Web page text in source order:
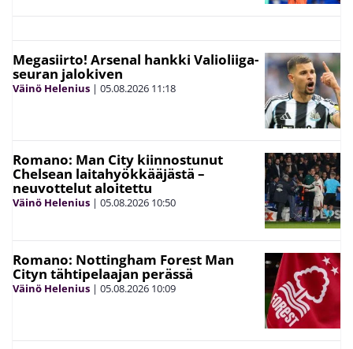
Megasiirto! Arsenal hankki Valioliiga-
seuran jalokiven
Väinö Helenius | 05.08.2026 11:18
Romano: Man City kiinnostunut
Chelsean laitahyökkääjästä –
neuvottelut aloitettu
Väinö Helenius | 05.08.2026 10:50
Romano: Nottingham Forest Man
Cityn tähtipelaajan perässä
Väinö Helenius | 05.08.2026 10:09